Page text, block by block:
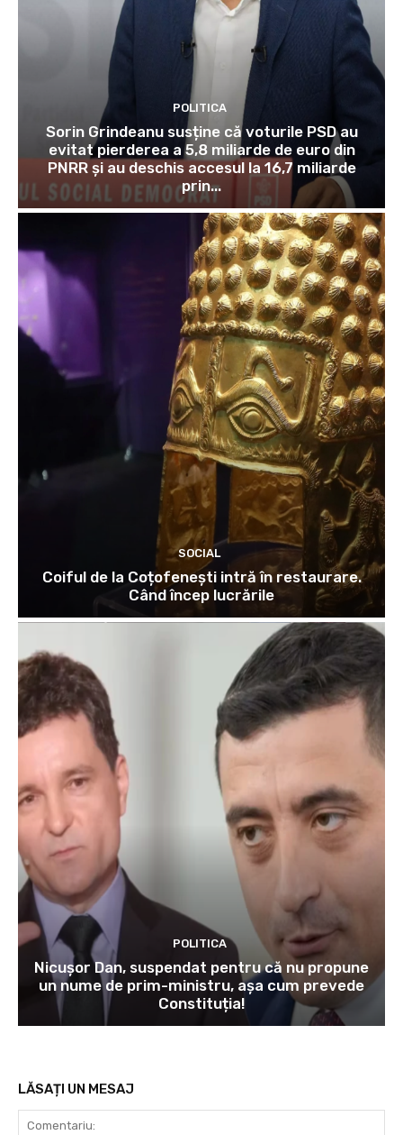
POLITICA
Sorin Grindeanu susține că voturile PSD au
evitat pierderea a 5,8 miliarde de euro din
PNRR și au deschis accesul la 16,7 miliarde
prin...
SOCIAL
Coiful de la Coțofenești intră în restaurare.
Când încep lucrările
POLITICA
Nicușor Dan, suspendat pentru că nu propune
un nume de prim-ministru, așa cum prevede
Constituția!
LĂSAȚI UN MESAJ